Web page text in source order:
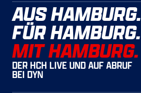
AUS HAMBURG.
FÜR HAMBURG.
MIT HAMBURG.
DER HCH LIVE UND AUF ABRUF
BEI DYN